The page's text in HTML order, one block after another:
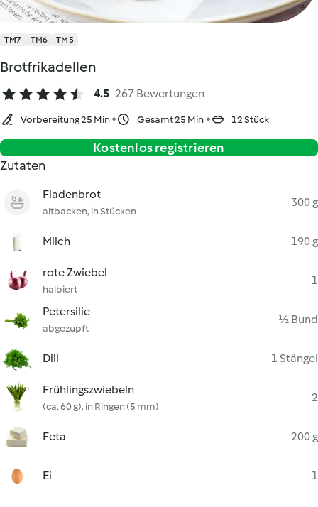
TM7 TM6 TM5
Brotfrikadellen
4.5 267 Bewertungen
Vorbereitung 25 Min Gesamt 25 Min 12 Stück
Kostenlos registrieren
Zutaten
Fladenbrot
altbacken, in Stücken
300 g
Milch 190 g
rote Zwiebel
halbiert
1
Petersilie
abgezupft
½ Bund
Dill 1 Stängel
Frühlingszwiebeln
(ca. 60 g), in Ringen (5 mm)
2
Feta 200 g
Ei 1